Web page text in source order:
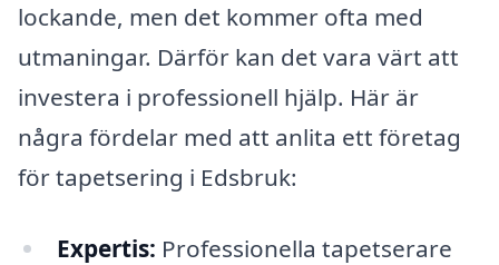
lockande, men det kommer ofta med
utmaningar. Därför kan det vara värt att
investera i professionell hjälp. Här är
några fördelar med att anlita ett företag
för tapetsering i Edsbruk:
Expertis: Professionella tapetserare